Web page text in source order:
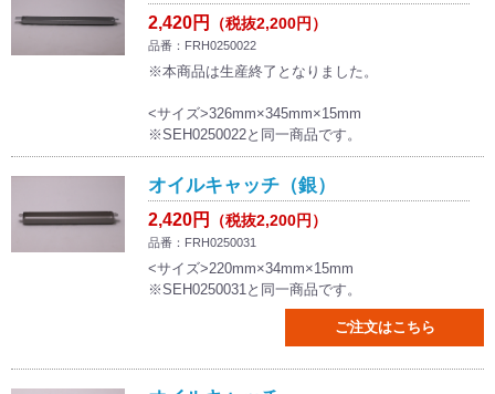
2,420円 （税抜2,200円）
品番：FRH0250022
※本商品は生産終了となりました。
<サイズ>326mm×345mm×15mm
※SEH0250022と同一商品です。
オイルキャッチ（銀）
2,420円 （税抜2,200円）
品番：FRH0250031
<サイズ>220mm×34mm×15mm
※SEH0250031と同一商品です。
ご注文はこちら